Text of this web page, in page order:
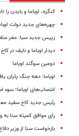
کنگره، اوباما و بایدن را
چهره‌های جدید دولت
رییس جدید سیا: مغز
دیدار اوباما و نایف در
دومین سوگند اوباما
اوباما: دهه جنگ پایان
انتصاب‌های اوباما؛ سوء
رئیس جدید کاخ سفید
رای موافق کمیته سنا به
بازخواست سنا از وزیر